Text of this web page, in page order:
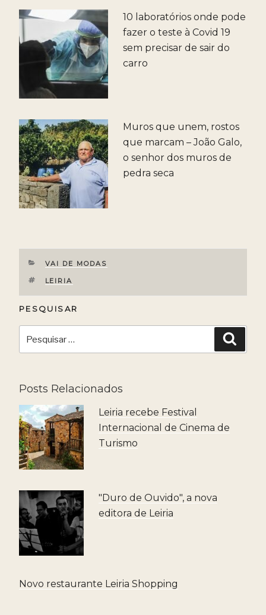
10 laboratórios onde pode
fazer o teste à Covid 19
sem precisar de sair do
carro
Muros que unem, rostos
que marcam – João Galo,
o senhor dos muros de
pedra seca
CATEGORIAS
VAI DE MODAS
ETIQUETAS
LEIRIA
PESQUISAR
Posts Relacionados
Leiria recebe Festival
Internacional de Cinema de
Turismo
"Duro de Ouvido", a nova
editora de Leiria
Novo restaurante Leiria Shopping